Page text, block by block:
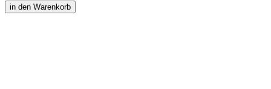
in den Warenkorb